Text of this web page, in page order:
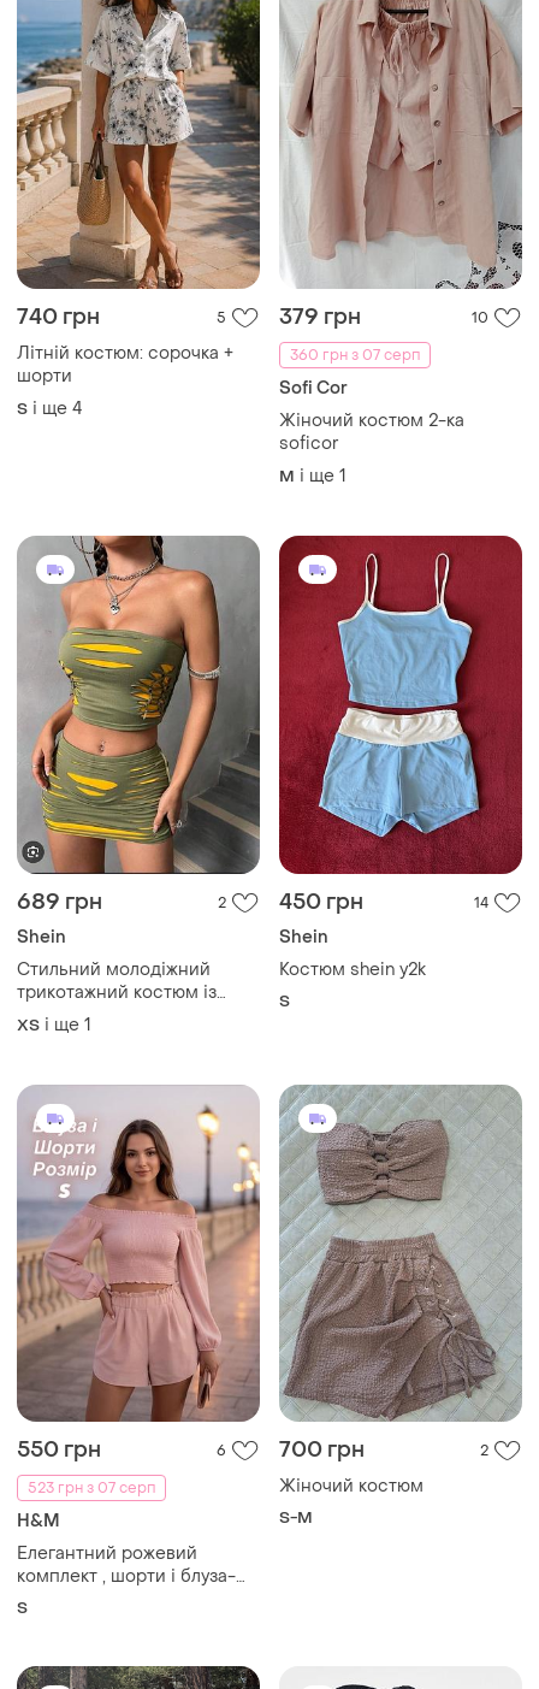
740 грн 5
Літній костюм: сорочка +
шорти
S і ще 4
379 грн
10
360 грн з 07 серп
Sofi Cor
Жіночий костюм 2-ка
soficor
M і ще 1
689 грн 2
Shein
Стильний молодіжний
трикотажний костюм із
шортами спідничкою
ХS і ще 1
450 грн 14
Shein
Костюм shein y2k
S
550 грн
6
523 грн з 07 серп
H&M
Елегантний рожевий
комплект , шорти і блуза-
топ, розмір s
S
700 грн 2
Жіночий костюм
S-M